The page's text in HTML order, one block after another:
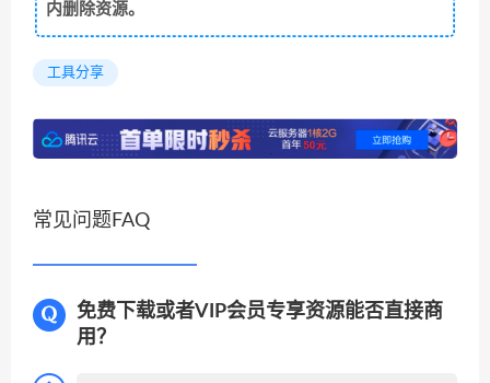
内删除资源。
工具分享
常见问题FAQ
免费下载或者VIP会员专享资源能否直接商
用？